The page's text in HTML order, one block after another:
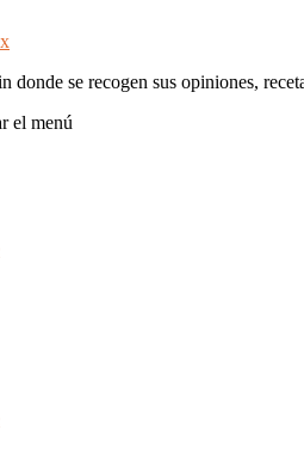
donde se recogen sus opiniones,
el menú